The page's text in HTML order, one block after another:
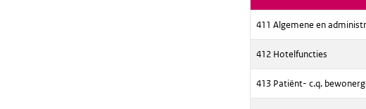
411 Algemene en
412 Hotelfuncties
413 Patiënt- c.q.